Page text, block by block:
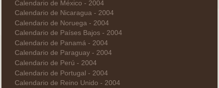
Calendario de México - 2004
Calendario de Nicaragua - 2004
Calendario de Noruega - 2004
Calendario de Países Bajos - 2004
Calendario de Panamá - 2004
Calendario de Paraguay - 2004
Calendario de Perú - 2004
Calendario de Portugal - 2004
Calendario de Reino Unido - 2004